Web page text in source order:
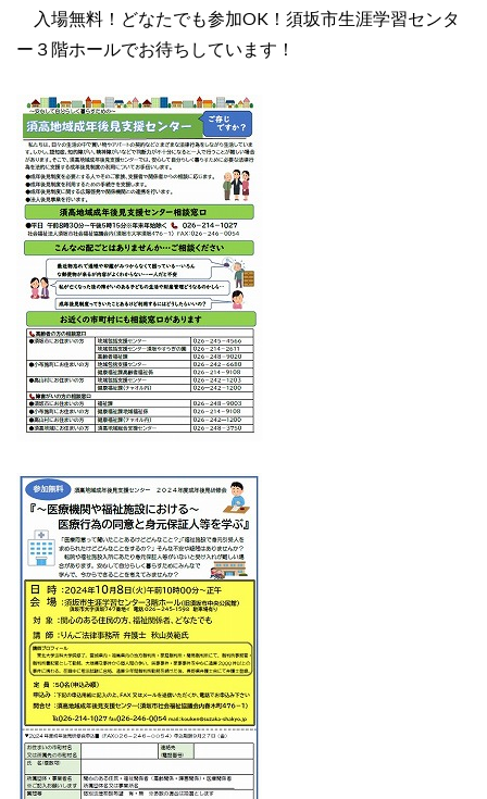
入場無料！どなたでも参加OK！須坂市生涯学習センタ
ー３階ホールでお待ちしています！